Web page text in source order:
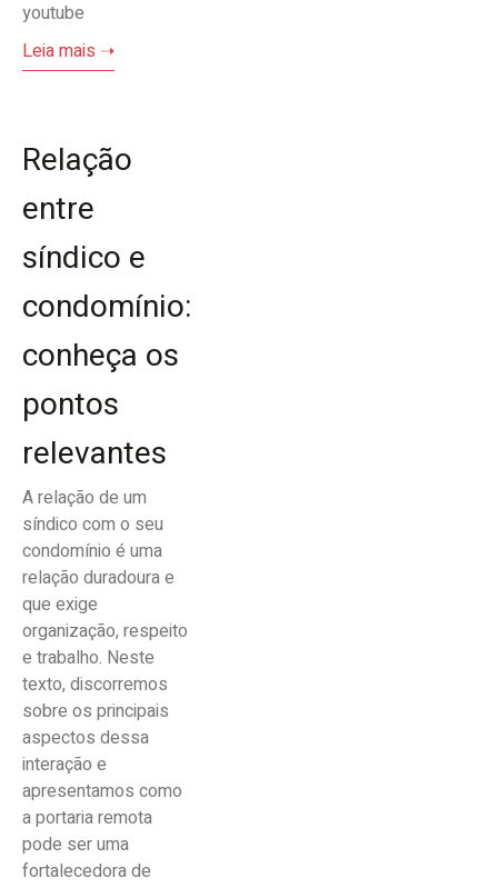
youtube
Leia mais ➝
Relação
entre
síndico e
condomínio:
conheça os
pontos
relevantes
A relação de um
síndico com o seu
condomínio é uma
relação duradoura e
que exige
organização, respeito
e trabalho. Neste
texto, discorremos
sobre os principais
aspectos dessa
interação e
apresentamos como
a portaria remota
pode ser uma
fortalecedora de